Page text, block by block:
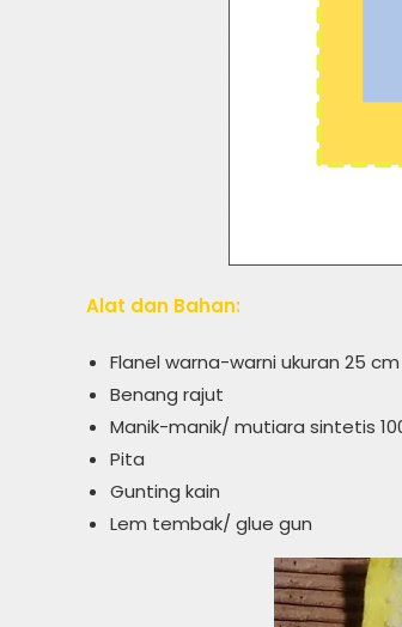
Alat dan Bahan:
Flanel warna-warni ukuran 25
Benang rajut
Manik-manik/ mutiara sintetis
Pita
Gunting kain
Lem tembak/ glue gun